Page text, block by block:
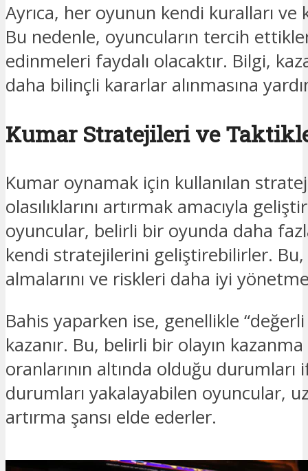
Ayrıca, her oyunun kendi kuralları ve
Bu nedenle, oyuncuların tercih
edinmeleri faydalı olacaktır. Bilgi,
daha bilinçli kararlar alınmasına
Kumar Stratejileri ve
Kumar oynamak için kullanılan
olasılıklarını artırmak amacıyla
oyuncular, belirli bir oyunda daha
kendi stratejilerini geliştirebilirler.
almalarını ve riskleri daha iyi
Bahis yaparken ise, genellikle
kazanır. Bu, belirli bir olayın kazanma
oranlarının altında olduğu
durumları yakalayabilen oyuncular,
artırma şansı elde ederler.